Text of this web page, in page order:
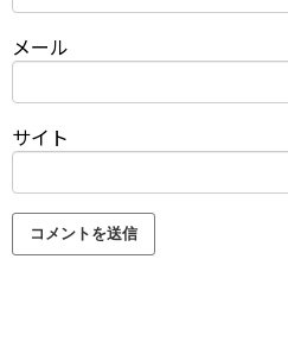
メール
サイト